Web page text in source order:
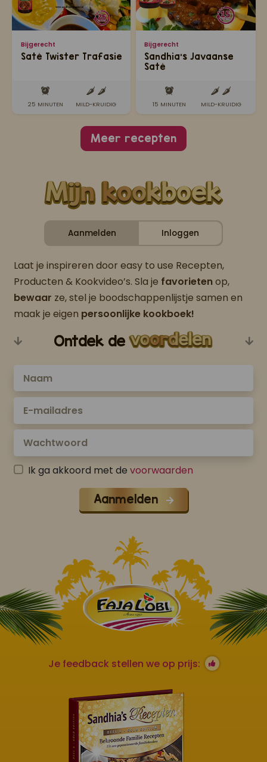
Bijgerecht
Saté Twister Trafasie
25 MINUTEN MILD-KRUIDIG
Bijgerecht
Sandhia’s Javaanse
Saté
15 MINUTEN MILD-KRUIDIG
Meer recepten
Aanmelden Inloggen
Laat je inspireren door easy to use Recepten,
Producten & Kookvideo’s. Sla je favorietenop,
bewaar ze, stel je boodschappenlijstje samen en
maak je eigen persoonlijke kookboek!
Ontdek de
Ik ga akkoord met de voorwaarden
Aanmelden
Je feedback stellen we op prijs: